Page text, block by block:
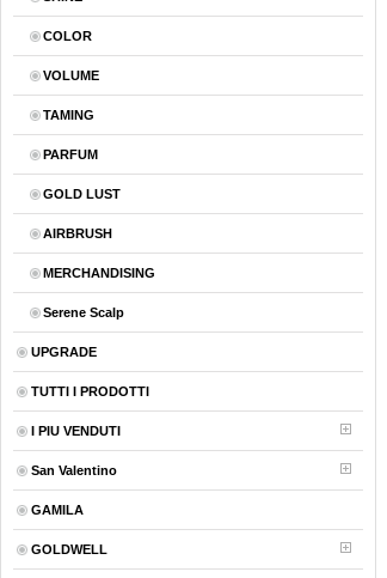
COLOR
VOLUME
TAMING
PARFUM
GOLD LUST
AIRBRUSH
MERCHANDISING
Serene Scalp
UPGRADE
TUTTI I PRODOTTI
I PIU VENDUTI
San Valentino
GAMILA
GOLDWELL